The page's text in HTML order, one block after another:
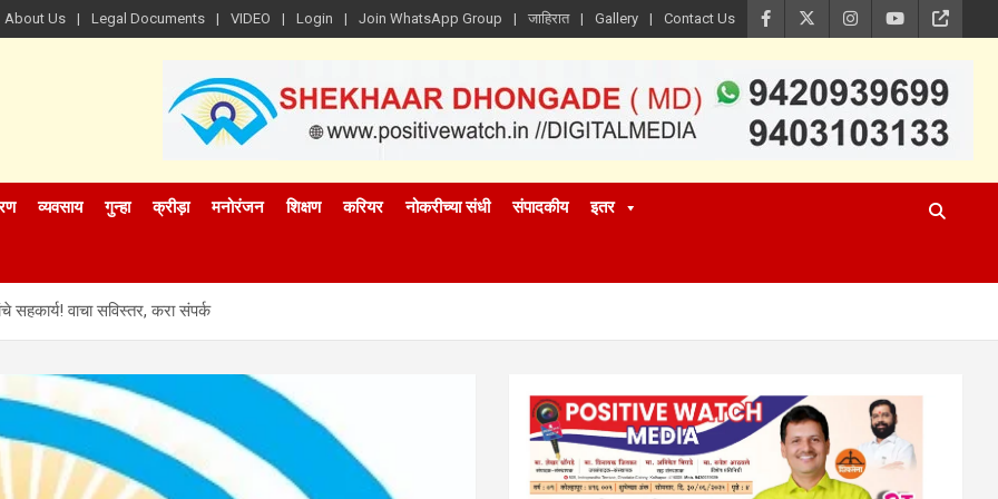
About Us Legal Documents VIDEO Login Join WhatsApp Group जाहिरात Gallery Contact Us
व्यवसाय गुन्हा क्रीड़ा मनोरंजन शिक्षण करियर नोकरीच्या संधी संपादकीय इतर
सहकार्य! वाचा सविस्तर, करा संपर्क